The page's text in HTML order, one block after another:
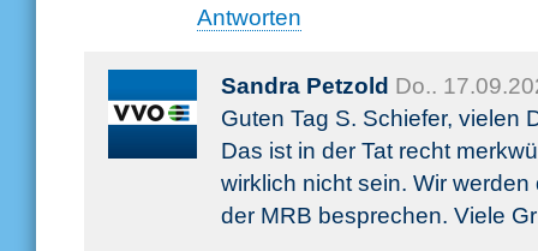
Antworten
Sandra Petzold Do..
Guten Tag S. Schiefer, vielen
Das ist in der Tat recht
wirklich nicht sein. Wir
der MRB besprechen. Viele